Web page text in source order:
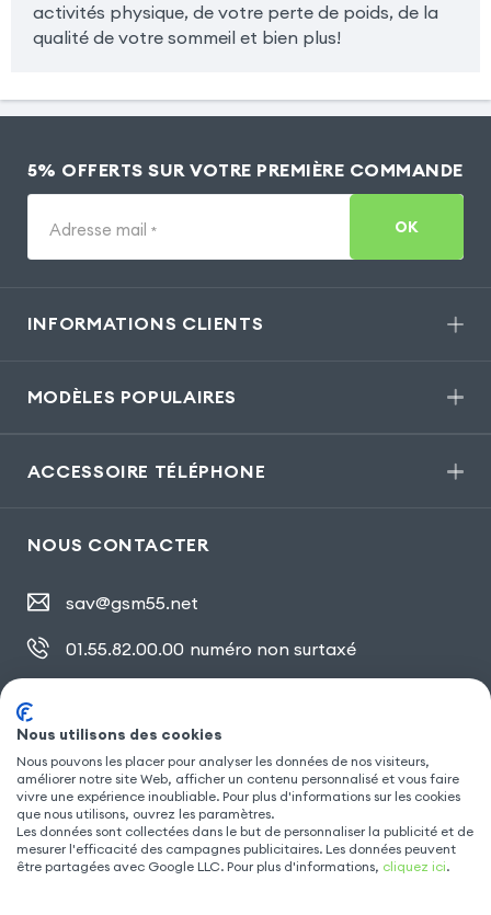
activités physique, de votre perte de poids, de la
qualité de votre sommeil et bien plus!
5% OFFERTS SUR VOTRE PREMIÈRE COMMANDE
Adresse mail * OK
INFORMATIONS CLIENTS
MODÈLES POPULAIRES
ACCESSOIRE TÉLÉPHONE
NOUS CONTACTER
sav@gsm55.net
01.55.82.00.00 numéro non surtaxé
SUIVEZ NOUS
Nous utilisons des cookies
Nous pouvons les placer pour analyser les données de nos visiteurs,
améliorer notre site Web, afficher un contenu personnalisé et vous faire
vivre une expérience inoubliable. Pour plus d'informations sur les cookies
que nous utilisons, ouvrez les paramètres.
Les données sont collectées dans le but de personnaliser la publicité et de
mesurer l'efficacité des campagnes publicitaires. Les données peuvent
être partagées avec Google LLC. Pour plus d'informations, cliquez ici.